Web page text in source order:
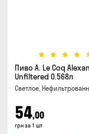
Пиво A. Le Coq
Unfiltered 0.568л
Светлое,
54,00
грн за 1 шт